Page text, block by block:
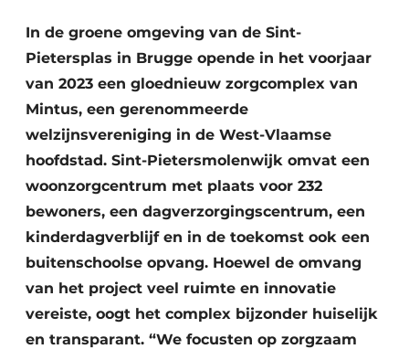
Aanmelden
Bedrijven
Contact
Brandveiligheid
BIM
Evenementen
Dak & Gevel
Houtbouw
HVAC
Interieurarchitectuur
Keukens
In de groene omgeving van de Sint-
Pietersplas in Brugge opende in het voorjaar
van 2023 een gloednieuw zorgcomplex van
Mintus, een gerenommeerde
welzijnsvereniging in de West-Vlaamse
hoofdstad. Sint-Pietersmolenwijk omvat een
woonzorgcentrum met plaats voor 232
bewoners, een dagverzorgingscentrum, een
kinderdagverblijf en in de toekomst ook een
buitenschoolse opvang. Hoewel de omvang
van het project veel ruimte en innovatie
vereiste, oogt het complex bijzonder huiselijk
en transparant. “We focusten op zorgzaam